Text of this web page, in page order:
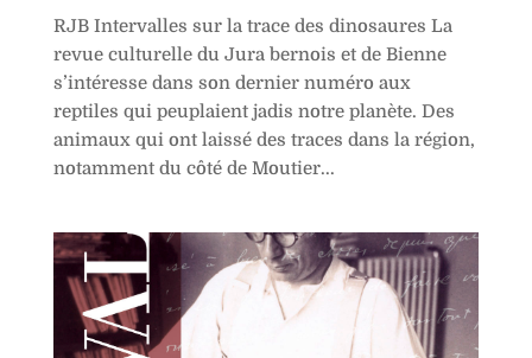
RJB Intervalles sur la trace des dinosaures La
revue culturelle du Jura bernois et de Bienne
s’intéresse dans son dernier numéro aux
reptiles qui peuplaient jadis notre planète. Des
animaux qui ont laissé des traces dans la région,
notamment du côté de Moutier...